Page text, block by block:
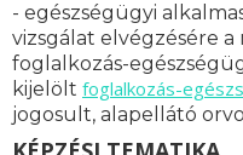
- egészségügyi
vizsgálat elvégzésére
foglalkozás-
kijelölt foglalkozás-
jogosult, alapellátó